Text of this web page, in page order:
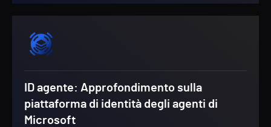
ID agente: Approfondimento sulla
piattaforma di identità degli agenti di
Microsoft